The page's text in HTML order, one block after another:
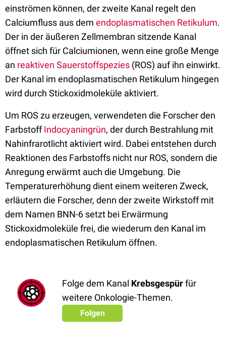
einströmen können, der zweite Kanal regelt den
Calciumfluss aus dem endoplasmatischen Retikulum.
Der in der äußeren Zellmembran sitzende Kanal
öffnet sich für Calciumionen, wenn eine große Menge
an reaktiven Sauerstoffspezies (ROS) auf ihn einwirkt.
Der Kanal im endoplasmatischen Retikulum hingegen
wird durch Stickoxidmoleküle aktiviert.
Um ROS zu erzeugen, verwendeten die Forscher den
FarbstoffIndocyaningrün, der durch Bestrahlung mit
Nahinfrarotlicht aktiviert wird. Dabei entstehen durch
Reaktionen des Farbstoffs nicht nur ROS, sondern die
Anregung erwärmt auch die Umgebung. Die
Temperaturerhöhung dient einem weiteren Zweck,
erläutern die Forscher, denn der zweite Wirkstoff mit
dem Namen BNN-6 setzt bei Erwärmung
Stickoxidmoleküle frei, die wiederum den Kanal im
endoplasmatischen Retikulum öffnen.
Folge dem Kanal Krebsgespürfür
weitere Onkologie-Themen.
Folgen